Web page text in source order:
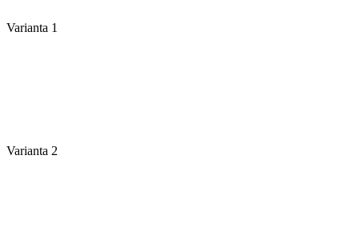
Varianta 1
Varianta 2